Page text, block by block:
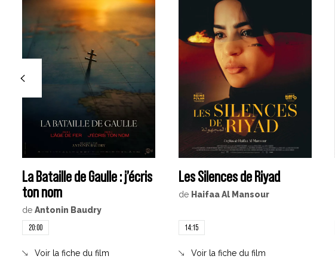
La Bataille de Gaulle : j’écris
ton nom
de Antonin Baudry
20:00
Voir la fiche du film
Les Silences de Riyad
de Haifaa Al Mansour
14:15
Voir la fiche du film